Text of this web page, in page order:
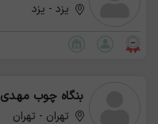
یزد - یزد
بنگاه چوب مهدی
تهران - تهران